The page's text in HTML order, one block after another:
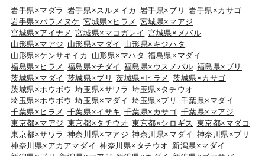
岩手県×マダラ 岩手県×スルメイカ 岩手県×ブリ
岩手県×カサゴ
岩手県×バラメヌケ 宮城県×ヒラメ 宮城県×マアジ
宮城県×アイナメ 宮城県×マコガレイ 宮城県×メバル
山形県×マアジ 山形県×マダイ
山形県×キジハタ
山形県×ケンサキイカ
山形県×マハタ 福島県×マダイ
福島県×ヒラメ 福島県×チダイ 福島県×ウスメバル 福島県×ブリ
茨城県×マダイ 茨城県×ブリ 茨城県×ヒラメ
茨城県×カサゴ
茨城県×ホウボウ 埼玉県×サワラ 埼玉県×タチウオ
埼玉県×ホウボウ 埼玉県×マダイ 埼玉県×ブリ
千葉県×マダイ
千葉県×ヒラメ 千葉県×イサキ 千葉県×カサゴ 千葉県×マアジ
東京都×マアジ 東京都×タチウオ 東京都×シロギス 東京都×マダコ
東京都×サワラ 神奈川県×マアジ 神奈川県×マダイ 神奈川県×ブリ
神奈川県×アカアマダイ 神奈川県×タチウオ 新潟県×マダイ